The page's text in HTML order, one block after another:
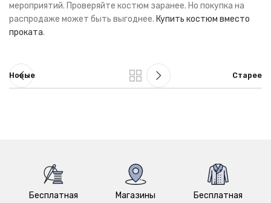
мероприятий. Проверяйте костюм заранее. Но покупка на
распродаже может быть выгоднее. Купить костюм вместо
проката.
Новые Старее
Бесплатная
Магазины
Бесплатная